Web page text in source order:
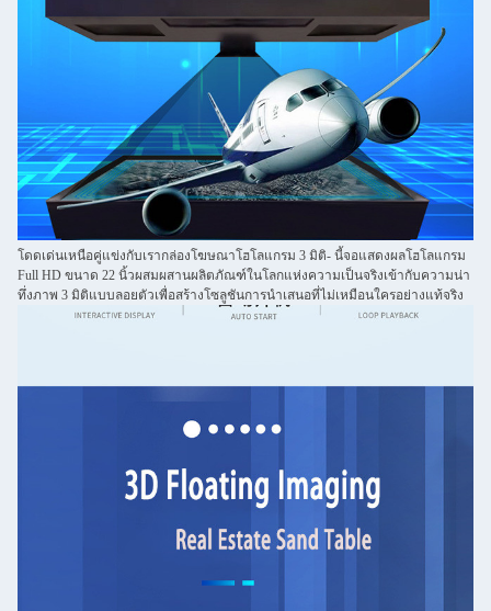
โดดเด่นเหนือคู่แข่งกับเรากล่องโฆษณาโฮโลแกรม 3 มิติ- นี้จอแสดงผลโฮโลแกรม
Full HD ขนาด 22 นิ้วผสมผสานผลิตภัณฑ์ในโลกแห่งความเป็นจริงเข้ากับความน่า
ทึ่งภาพ 3 มิติแบบลอยตัวเพื่อสร้างโซลูชันการนำเสนอที่ไม่เหมือนใครอย่างแท้จริง